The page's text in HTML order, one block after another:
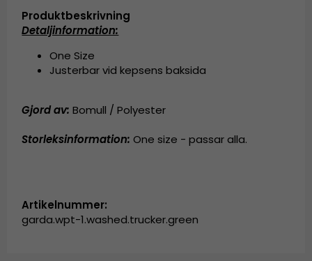
Produktbeskrivning
Detaljinformation:
One Size
Justerbar vid kepsens baksida
Gjord av: Bomull / Polyester
Storleksinformation: One size - passar alla.
Artikelnummer:
garda.wpt-1.washed.trucker.green